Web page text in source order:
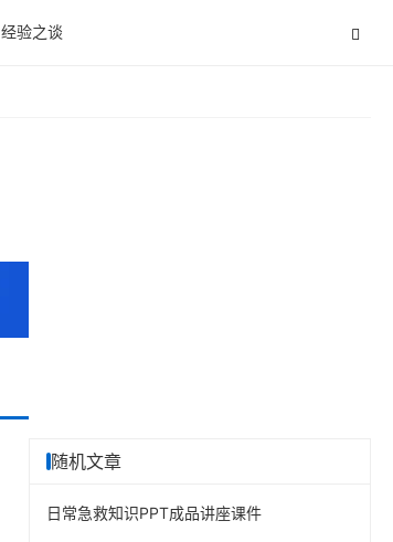
经验之谈
随机文章
日常急救知识PPT成品讲座课件